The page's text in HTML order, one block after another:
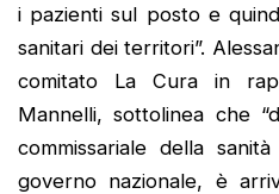
i pazienti sul posto e
sanitari dei territori”.
comitato La Cura in
Mannelli, sottolinea che
commissariale della
governo nazionale, è